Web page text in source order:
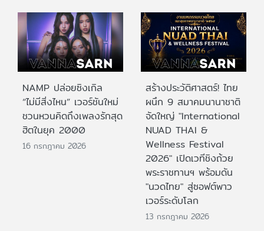
NAMP ปล่อยซิงเกิล
“ไม่มีสิ่งไหน” เวอร์ชันใหม่
ชวนหวนคิดถึงเพลงรักสุด
ฮิตในยุค 2000
16 กรกฎาคม 2026
สร้างประวัติศาสตร์! ไทย
ผนึก 9 สมาคมนานาชาติ
จัดใหญ่ "International
NUAD THAI &
Wellness Festival
2026" เปิดเวทีชิงถ้วย
พระราชทานฯ พร้อมดัน
"นวดไทย" สู่ซอฟต์พาว
เวอร์ระดับโลก
13 กรกฎาคม 2026